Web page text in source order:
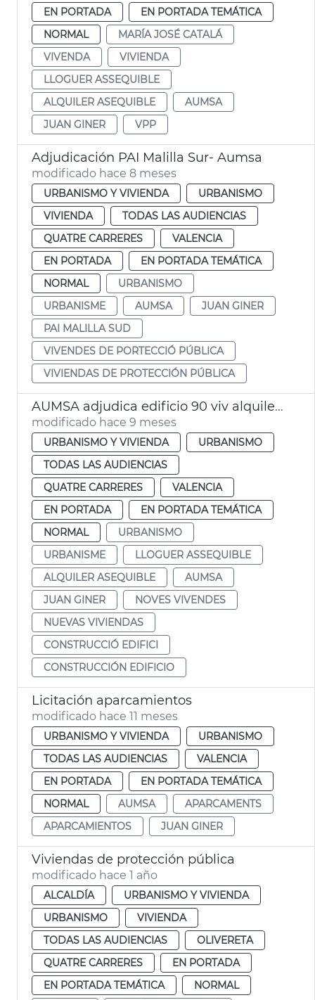
EN PORTADA
EN PORTADA TEMÁTICA
NORMAL
MARÍA JOSÉ CATALÁ
VIVENDA
VIVIENDA
LLOGUER ASSEQUIBLE
ALQUILER ASEQUIBLE
AUMSA
JUAN GINER
VPP
Adjudicación PAI Malilla Sur- Aumsa
modificado hace 8 meses
URBANISMO Y VIVIENDA
URBANISMO
VIVIENDA
TODAS LAS AUDIENCIAS
QUATRE CARRERES
VALENCIA
EN PORTADA
EN PORTADA TEMÁTICA
NORMAL
URBANISMO
URBANISME
AUMSA
JUAN GINER
PAI MALILLA SUD
VIVENDES DE PORTECCIÓ PÚBLICA
VIVIENDAS DE PROTECCIÓN PÚBLICA
AUMSA adjudica edificio 90 viv alquiler asequible
modificado hace 9 meses
URBANISMO Y VIVIENDA
URBANISMO
TODAS LAS AUDIENCIAS
QUATRE CARRERES
VALENCIA
EN PORTADA
EN PORTADA TEMÁTICA
NORMAL
URBANISMO
URBANISME
LLOGUER ASSEQUIBLE
ALQUILER ASEQUIBLE
AUMSA
JUAN GINER
NOVES VIVENDES
NUEVAS VIVIENDAS
CONSTRUCCIÓ EDIFICI
CONSTRUCCIÓN EDIFICIO
Licitación aparcamientos
modificado hace 11 meses
URBANISMO Y VIVIENDA
URBANISMO
TODAS LAS AUDIENCIAS
VALENCIA
EN PORTADA
EN PORTADA TEMÁTICA
NORMAL
AUMSA
APARCAMENTS
APARCAMIENTOS
JUAN GINER
Viviendas de protección pública
modificado hace 1 año
ALCALDÍA
URBANISMO Y VIVIENDA
URBANISMO
VIVIENDA
TODAS LAS AUDIENCIAS
OLIVERETA
QUATRE CARRERES
EN PORTADA
EN PORTADA TEMÁTICA
NORMAL